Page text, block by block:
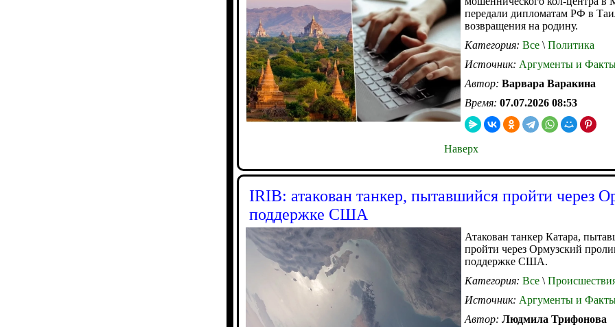
передали дипломатам РФ в
возвращения на родину.
Категория: Все \ Политика
Источник: Аргументы и
Автор: Варвара Варакина
Время: 07.07.2026 08:53
Наверх
IRIB: атакован танкер, пытавшийся пройти через
поддержке США
Атакован танкер Катара,
пройти через Ормузский
поддержке США.
Категория: Все \
Источник: Аргументы и
Автор: Людмила Трифонова